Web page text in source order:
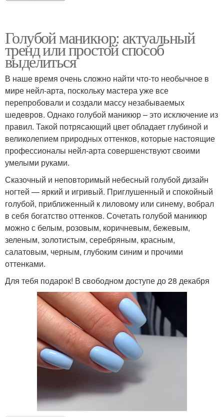
Голубой маникюр: актуальный
тренд или простой способ
выделиться
В наше время очень сложно найти что-то необычное в
мире нейл-арта, поскольку мастера уже все
перепробовали и создали массу незабываемых
шедевров. Однако голубой маникюр – это исключение из
правил. Такой потрясающий цвет обладает глубиной и
великолепием природных оттенков, которые настоящие
профессионалы нейл-арта совершенствуют своими
умелыми руками.
Сказочный и неповторимый небесный голубой дизайн
ногтей — яркий и игривый. Приглушенный и спокойный
голубой, приближенный к лиловому или синему, вобрал
в себя богатство оттенков. Сочетать голубой маникюр
можно с белым, розовым, коричневым, бежевым,
зеленым, золотистым, серебряным, красным,
салатовым, черным, глубоким синим и прочими
оттенками.
Для тебя подарок! В свободном доступе до 28 декабря